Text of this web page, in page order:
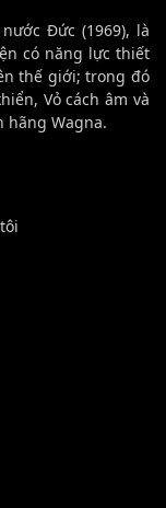
Đức (1969), là
có năng lực thiết
thế giới; trong đó
Vỏ cách âm và
hãng Wagna.